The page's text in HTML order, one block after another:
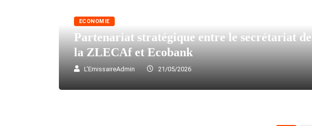
ECONOMIE
Partenariat stratégique entre le secrétariat de
la ZLECAf et Ecobank
L'EmissaireAdmin 21/05/2026